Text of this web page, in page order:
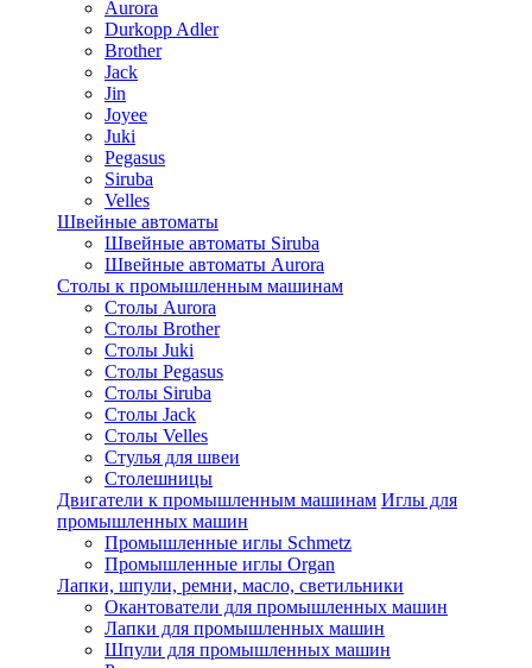
Aurora
Durkopp Adler
Brother
Jack
Jin
Joyee
Juki
Pegasus
Siruba
Velles
Швейные автоматы
Швейные автоматы Siruba
Швейные автоматы Aurora
Столы к промышленным машинам
Столы Aurora
Столы Brother
Столы Juki
Столы Pegasus
Столы Siruba
Столы Jack
Столы Velles
Стулья для швеи
Столешницы
Двигатели к промышленным машинам Иглы для
промышленных машин
Промышленные иглы Schmetz
Промышленные иглы Organ
Лапки, шпули, ремни, масло, светильники
Окантователи для промышленных машин
Лапки для промышленных машин
Шпули для промышленных машин